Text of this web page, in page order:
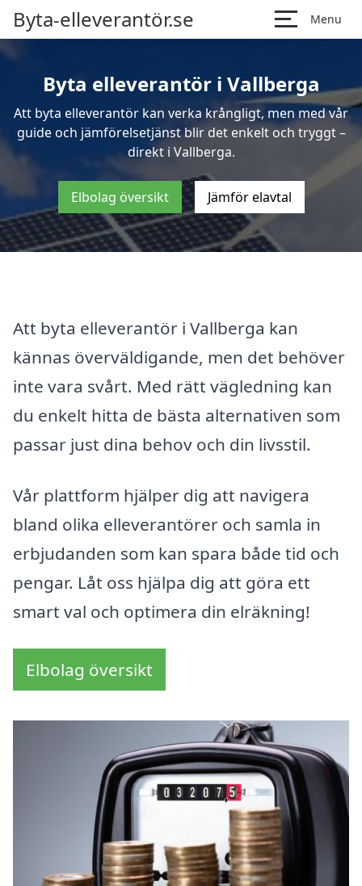
Byta-elleverantör.se Menu
Byta elleverantör i Vallberga
Att byta elleverantör kan verka krångligt, men med vår
guide och jämförelsetjänst blir det enkelt och tryggt –
direkt i Vallberga.
Elbolag översikt Jämför elavtal
Att byta elleverantör i Vallberga kan
kännas överväldigande, men det behöver
inte vara svårt. Med rätt vägledning kan
du enkelt hitta de bästa alternativen som
passar just dina behov och din livsstil.
Vår plattform hjälper dig att navigera
bland olika elleverantörer och samla in
erbjudanden som kan spara både tid och
pengar. Låt oss hjälpa dig att göra ett
smart val och optimera din elräkning!
Elbolag översikt